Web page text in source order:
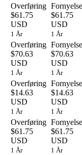
Overføring
$61.75
USD
1 År
Fornyelse
$61.75
USD
1 År
Overføring
$70.63
USD
1 År
Fornyelse
$70.63
USD
1 År
Overføring
$14.63
USD
1 År
Fornyelse
$14.63
USD
1 År
Overføring
$61.75
USD
1 År
Fornyelse
$61.75
USD
1 År